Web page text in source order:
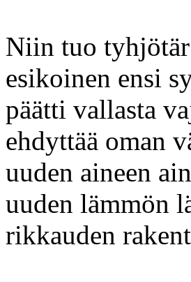
Niin tuo tyhjötär
esikoinen ensi
päätti vallasta
ehdyttää oman
uuden aineen
uuden lämmön
rikkauden